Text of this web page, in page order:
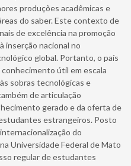
produções acadêmicas e
do saber. Este contexto de
de excelência na promoção
inserção nacional no
global. Portanto, o país
útil em escala
sobras tecnológicas e
de articulação
gerado e da oferta de
estrangeiros. Posto
do
Universidade Federal de Mato
regular de estudantes